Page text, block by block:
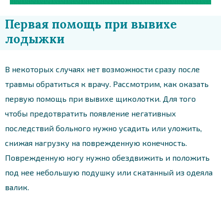
Первая помощь при вывихе
лодыжки
В некоторых случаях нет возможности сразу после
травмы обратиться к врачу. Рассмотрим, как оказать
первую помощь при вывихе щиколотки. Для того
чтобы предотвратить появление негативных
последствий больного нужно усадить или уложить,
снижая нагрузку на поврежденную конечность.
Поврежденную ногу нужно обездвижить и положить
под нее небольшую подушку или скатанный из одеяла
валик.